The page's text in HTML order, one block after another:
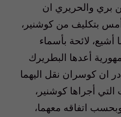
بري والحريري ان
بتكليف من كوشنير،
أشيع، لائحة بأسماء
أعدها البطريرك
ان كوسران نقل اليهما
أجراها كوشنير،
اتفاقه معهما،